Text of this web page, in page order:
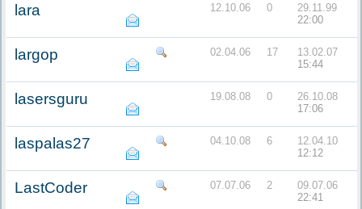
lara 12.10.06 0
29.11.99
22:00
largop 02.04.06 17
13.02.07
15:44
lasersguru 19.08.08 0
26.10.08
17:06
laspalas27 04.10.08 6
12.04.10
12:12
LastCoder 07.07.06 2
09.07.06
22:41